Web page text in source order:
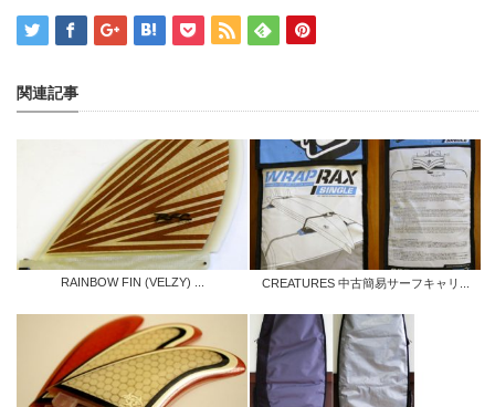
関連記事
RAINBOW FIN (VELZY) ... CREATURES 中古簡易サーフキャリ...